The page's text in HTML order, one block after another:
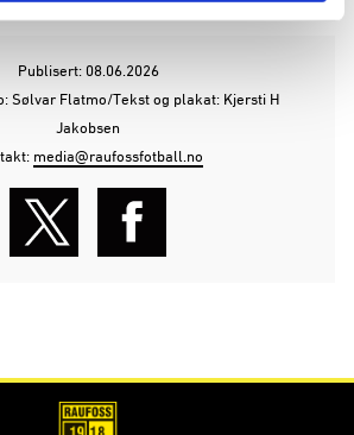
Publisert: 08.06.2026
Sølvar Flatmo/Tekst og plakat: Kjersti H
Jakobsen
media@raufossfotball.no